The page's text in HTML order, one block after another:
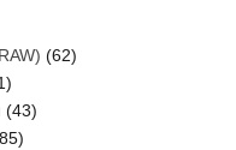
(62)
(43)